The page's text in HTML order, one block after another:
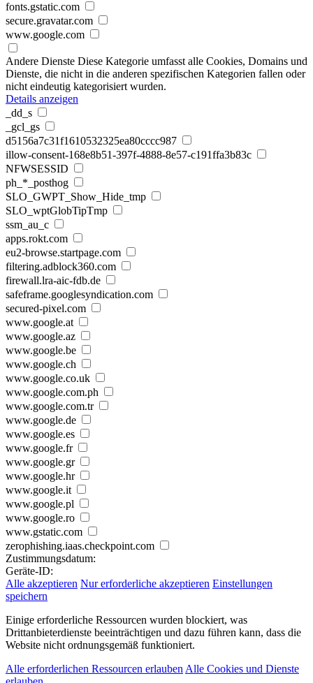
fonts.gstatic.com
secure.gravatar.com
www.google.com
Andere Dienste Diese Kategorie umfasst alle Cookies, Domains und
Dienste, die nicht in die anderen spezifischen Kategorien fallen oder
nicht eindeutig kategorisiert wurden.
Details anzeigen
_dd_s
_gcl_gs
d5156a7c31f1610532325ea80cccc987
illow-consent-168e8b51-397f-4888-8e57-c191ffa3b83c
NFWSESSID
ph_*_posthog
SLO_GWPT_Show_Hide_tmp
SLO_wptGlobTipTmp
ssm_au_c
apps.rokt.com
eu2-browse.startpage.com
filtering.adblock360.com
firewall.lra-aic-fdb.de
safeframe.googlesyndication.com
secured-pixel.com
www.google.at
www.google.az
www.google.be
www.google.ch
www.google.co.uk
www.google.com.ph
www.google.com.tr
www.google.de
www.google.es
www.google.fr
www.google.gr
www.google.hr
www.google.it
www.google.pl
www.google.ro
www.gstatic.com
zerophishing.iaas.checkpoint.com
Zustimmungsdatum:
Geräte-ID:
Alle akzeptieren Nur erforderliche akzeptieren Einstellungen
speichern
Einige erforderliche Ressourcen wurden blockiert, was
Drittanbieterdienste beeinträchtigen und dazu führen kann, dass die
Website nicht ordnungsgemäß funktioniert.
Alle erforderlichen Ressourcen erlauben Alle Cookies und Dienste